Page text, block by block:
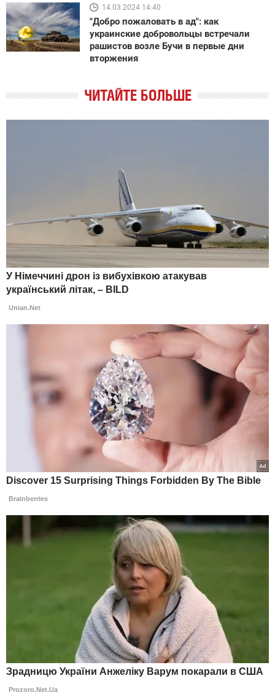
14.03.2024 14:40
"Добро пожаловать в ад": как
украинские добровольцы встречали
рашистов возле Бучи в первые дни
вторжения
ЧИТАЙТЕ БОЛЬШЕ